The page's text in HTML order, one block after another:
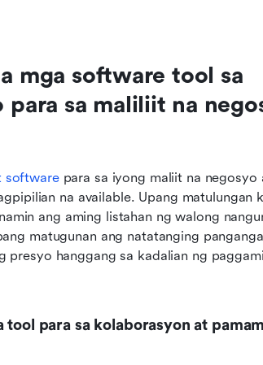
mga software tool sa
sa maliliit na
software para sa iyong maliit na negosyo
na available. Upang matulungan
ang aming listahan ng walong
matugunan ang natatanging
presyo hanggang sa kadalian ng
para sa kolaborasyon at